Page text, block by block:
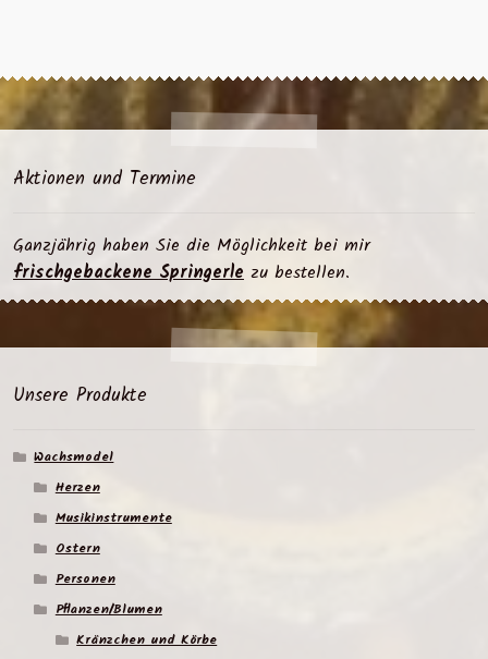
Aktionen und Termine
Ganzjährig haben Sie die Möglichkeit bei mir
frischgebackene Springerlezu bestellen.
Unsere Produkte
Wachsmodel
Herzen
Musikinstrumente
Ostern
Personen
Pflanzen/Blumen
Kränzchen und Körbe